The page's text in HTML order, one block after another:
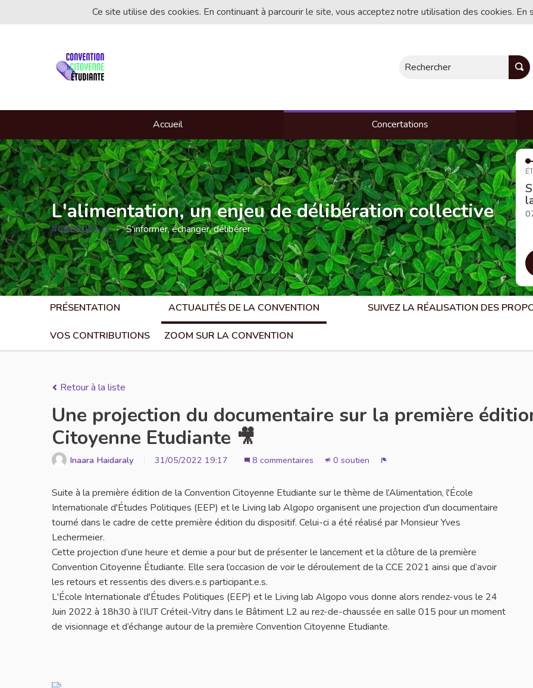
Ce site utilise des cookies. En continuant à parcourir le site, vous acceptez notre utilisation des cookies.
Rechercher
Accueil Concertations
L'alimentation, un enjeu de délibération collective
#CCE2021
(Lien externe)
S'informer, échanger, délibérer
PRÉSENTATION ACTUALITÉS DE LA CONVENTION SUIVEZ LA RÉALISATION DES
VOS CONTRIBUTIONS ZOOM SUR LA CONVENTION
Retour à la liste
Une projection du documentaire sur la première
Citoyenne Etudiante 🎥
Inaara Haidaraly 31/05/2022 19:17 8 commentaires 0 soutien
Suite à la première édition de la Convention Citoyenne Etudiante sur le thème de l’Alimentation, l'École
Internationale d'Études Politiques (EEP) et le Living lab Algopo organisent une projection d'un documentaire
tourné dans le cadre de cette première édition du dispositif. Celui-ci a été réalisé par Monsieur Yves
Lechermeier.
Cette projection d’une heure et demie a pour but de présenter le lancement et la clôture de la première
Convention Citoyenne Étudiante. Elle sera l’occasion de voir le déroulement de la CCE 2021 ainsi que d’avoir
les retours et ressentis des divers.e.s participant.e.s.
L'École Internationale d'Études Politiques (EEP) et le Living lab Algopo vous donne alors rendez-vous le 24
Juin 2022 à 18h30 à l’IUT Créteil-Vitry dans le Bâtiment L2 au rez-de-chaussée en salle 015 pour un moment
de visionnage et d’échange autour de la première Convention Citoyenne Etudiante.